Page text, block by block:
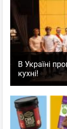
В Україні
кухні!